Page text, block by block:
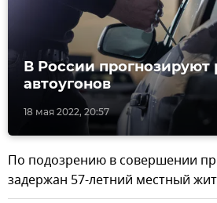
18 мая 2022, 20:57
В России прогнозируют
автоугонов
По подозрению в совершении
задержан 57-летний местный